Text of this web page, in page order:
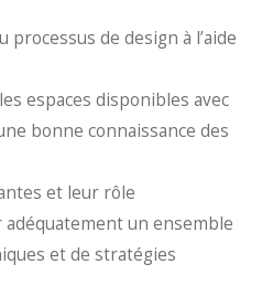
processus de design à l’aide
espaces disponibles avec
bonne connaissance des
et leur rôle
un ensemble
et de stratégies